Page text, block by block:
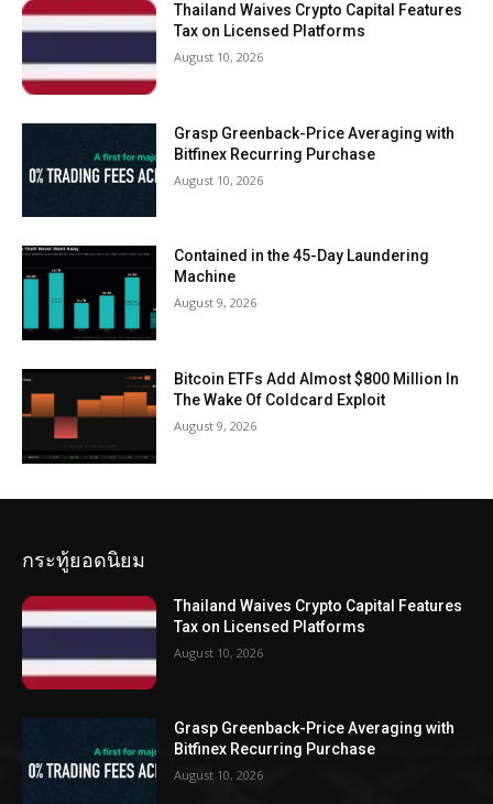
Thailand Waives Crypto Capital Features
Tax on Licensed Platforms
August 10, 2026
Grasp Greenback-Price Averaging with
Bitfinex Recurring Purchase
August 10, 2026
Contained in the 45-Day Laundering
Machine
August 9, 2026
Bitcoin ETFs Add Almost $800 Million In
The Wake Of Coldcard Exploit
August 9, 2026
กระทู้ยอดนิยม
Thailand Waives Crypto Capital Features
Tax on Licensed Platforms
August 10, 2026
Grasp Greenback-Price Averaging with
Bitfinex Recurring Purchase
August 10, 2026